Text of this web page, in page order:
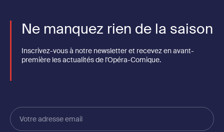
Ne manquez rien de la saison
Inscrivez-vous à notre newsletter et recevez en avant-
première les actualités de l'Opéra-Comique.
Votre
adresse
email